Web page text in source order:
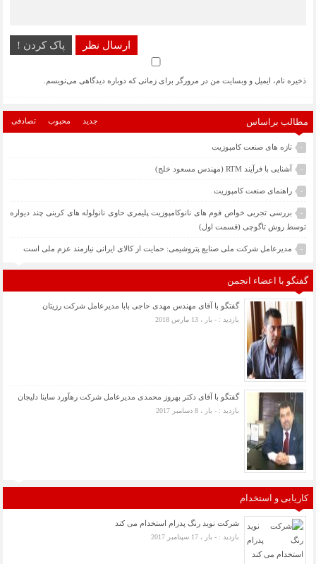
ارسال نظر پاک کردن !
ذخیره نام، ایمیل و وبسایت من در مرورگر برای زمانی که دوباره دیدگاهی می‌نویسم.
مطالب براساس جدید محبوب تصادفی
- تازه های صنعت کامپوزیت
- آشنایی با فرآیند RTM (مهندس مسعود خلج)
- راهنمای صنعت کامپوزیت
-
بررسی تجربی خواص فوم های نانوکامپوزیت پلیمری حاوی نانولوله های کربنی چند دیواره
توسط روش تاگوچی (قسمت اول)
- مدیرعامل شرکت ملی صنایع پتروشیمی: حمایت از کالای ایرانی نیازمند عزم ملی است
گفتگو با اعضاء انجمن
گفتگو با آقای مهندس مهدی حاجی بابا مدیرعامل شرکت رزیتان
بازدید : - بار ، 13 مارس 2018
گفتگو با آقای دکتر بهروز محمدی مدیرعامل شرکت رهآورد ساینا دلیجان
بازدید : - بار ، 8 دسامبر 2017
کاریابی و استخدام
شرکت نوید رنگ پدرام استخدام می کند
بازدید : - بار ، 17 سپتامبر 2017